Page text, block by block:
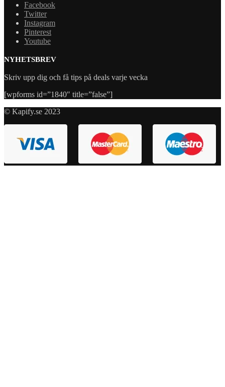
Facebook
Twitter
Instagram
Pinterest
Youtube
NYHETSBREV
Skriv upp dig och få tips på deals varje vecka
[wpforms id=”1840″ title=”false”]
© Kapify.se 2023